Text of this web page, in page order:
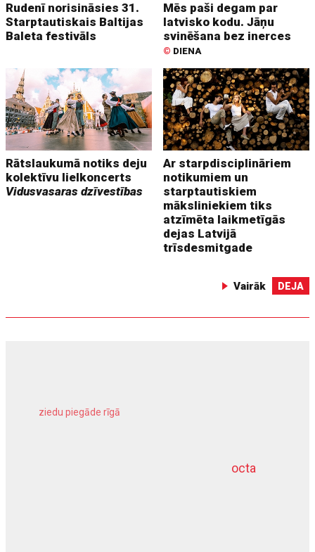
Rudenī norisināsies 31.
Starptautiskais Baltijas
Baleta festivāls
Mēs paši degam par
latvisko kodu. Jāņu
svinēšana bez inerces
© DIENA
Rātslaukumā notiks deju
kolektīvu lielkoncerts
Vidusvasaras dzīvestības
Ar starpdisciplināriem
notikumiem un
starptautiskiem
māksliniekiem tiks
atzīmēta laikmetīgās
dejas Latvijā
trīsdesmitgade
Vairāk DEJA
octa
ziedu piegāde rīgā
dziļurbums